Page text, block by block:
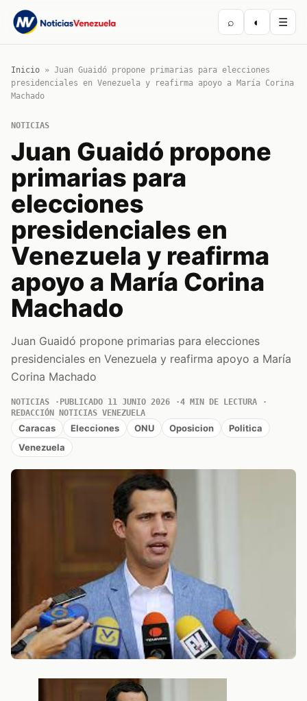
⌕ ◐ ☰
Inicio » Juan Guaidó propone primarias para elecciones
presidenciales en Venezuela y reafirma apoyo a María Corina
Machado
NOTICIAS
Juan Guaidó propone
primarias para
elecciones
presidenciales en
Venezuela y reafirma
apoyo a María Corina
Machado
Juan Guaidó propone primarias para elecciones
presidenciales en Venezuela y reafirma apoyo a María
Corina Machado
NOTICIAS PUBLICADO 11 JUNIO 2026
4 MIN DE LECTURA
REDACCIÓN NOTICIAS VENEZUELA
Caracas Elecciones ONU Oposicion
Politica
Venezuela